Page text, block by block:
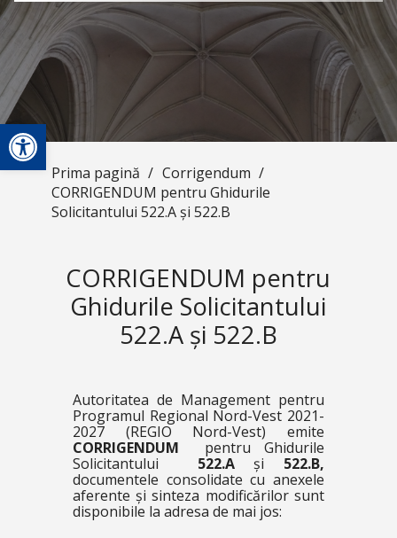
Deschide bara de unelte
Prima pagină / Corrigendum /
CORRIGENDUM pentru Ghidurile
Solicitantului 522.A și 522.B
CORRIGENDUM pentru
Ghidurile Solicitantului
522.A și 522.B
Autoritatea de Management pentru
Programul Regional Nord-Vest 2021-
2027 (REGIO Nord-Vest) emite
CORRIGENDUM
pentru Ghidurile
Solicitantului 522.Ași 522.B,
documentele consolidate cu anexele
aferente și sinteza modificărilor sunt
disponibile la adresa de mai jos: